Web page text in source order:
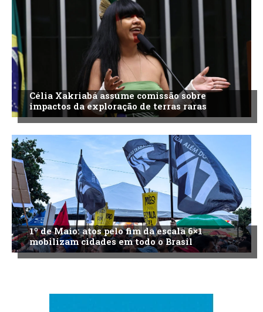
Célia Xakriabá assume comissão sobre
impactos da exploração de terras raras
1º de Maio: atos pelo fim da escala 6×1
mobilizam cidades em todo o Brasil